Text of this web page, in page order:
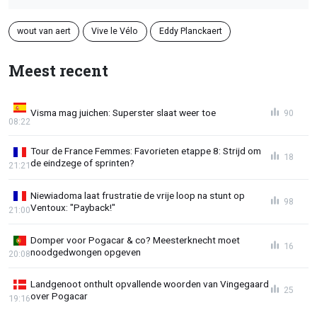
wout van aert Vive le Vélo Eddy Planckaert
Meest recent
Visma mag juichen: Superster slaat weer toe
08:22
90
Tour de France Femmes: Favorieten etappe 8: Strijd om
de eindzege of sprinten?
21:21
18
Niewiadoma laat frustratie de vrije loop na stunt op
Ventoux: "Payback!"
21:00
98
Domper voor Pogacar & co? Meesterknecht moet
noodgedwongen opgeven
20:08
16
Landgenoot onthult opvallende woorden van Vingegaard
over Pogacar
19:16
25